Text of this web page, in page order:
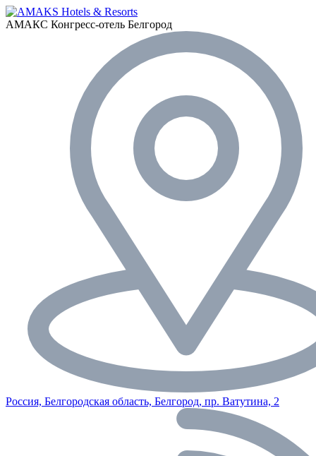
АМАКС Конгресс-отель Белгород
Россия, Белгородская область, Белгород, пр. Ватутина, 2